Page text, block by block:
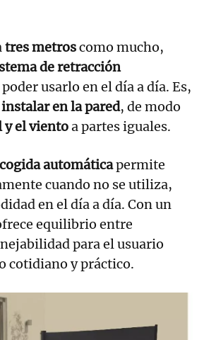
tres metroscomo mucho,
de retracción
usarlo en el día a día. Es,
en la pared, de modo
y el vientoa partes iguales.
automáticapermite
cuando no se utiliza,
en el día a día. Con un
equilibrio entre
para el usuario
cotidiano y práctico.